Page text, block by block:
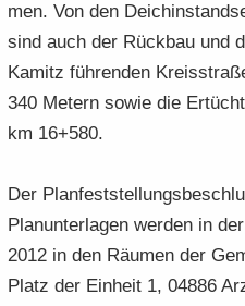
men. Von den
sind auch der Rück­bau und
Ka­mitz füh­ren­den
340 Me­tern sowie die
km 16+580.
Der
Plan­un­ter­la­gen wer­den in
2012 in den Räu­men der
Platz der Ein­heit 1, 04886